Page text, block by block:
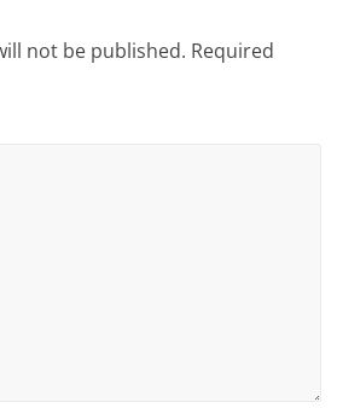
not be published. Required